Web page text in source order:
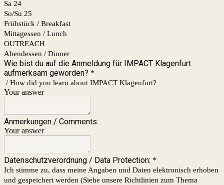
Sa 24
So/Su 25
Frühstück / Breakfast
Mittagessen / Lunch
OUTREACH
Abendessen / Dinner
Wie bist du auf die Anmeldung für IMPACT Klagenfurt
aufmerksam geworden? *
/ How did you learn about IMPACT Klagenfurt?
Your answer
Anmerkungen / Comments:
Your answer
Datenschutzverordnung / Data Protection: *
Ich stimme zu, dass meine Angaben und Daten elektronisch erhoben
und gespeichert werden (Siehe unsere Richtlinien zum Thema